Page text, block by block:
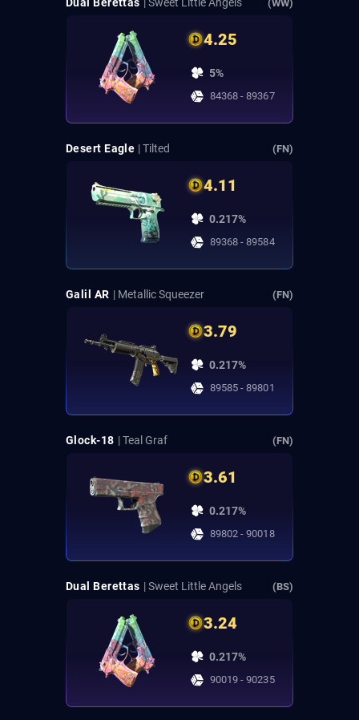
(WW)
4.25
5%
84368 - 89367
Desert Eagle | Tilted (FN)
4.11
0.217%
89368 - 89584
Galil AR | Metallic Squeezer (FN)
3.79
0.217%
89585 - 89801
Glock-18 | Teal Graf (FN)
3.61
0.217%
89802 - 90018
Dual Berettas | Sweet Little Angels (BS)
3.24
0.217%
90019 - 90235